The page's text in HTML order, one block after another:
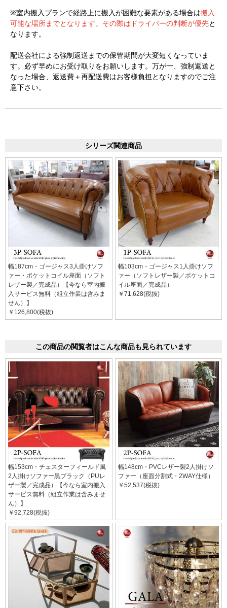
※室内搬入プランで経路上に搬入が困難な要素がある場合は搬入
可能な場所までとなります。その際はドライバーの判断が優先と
なります。
配送会社による強制返送までの保管期間が大変短くなっていま
す。必ず早めにお受け取りをお願いします。万が一、強制返送と
なった場合、返送費＋再配送費はお客様負担となりますのでご注
意下さい。
シリーズ関連商品
幅187cm・ゴージャス3人掛けソフ
ァー・ポケットコイル座面（ソフト
レザー製／完成品）【今なら室内搬
入サービス無料（組立作業は含みま
せん）】
￥126,800(税抜)
幅103cm・ゴージャス1人掛けソフ
ァー（ソフトレザー製／ポケットコ
イル座面／完成品）
￥71,628(税抜)
この商品の閲覧者はこんな商品も見られています
幅153cm・チェスターフィールド風
2人掛けソファー黒ブラック（PUレ
ザー製／完成品）【今なら室内搬入
サービス無料（組立作業は含みませ
ん）】
￥92,728(税抜)
幅148cm・PVCレザー製2人掛けソ
ファー（座面分割式・2WAY仕様）
￥52,537(税抜)